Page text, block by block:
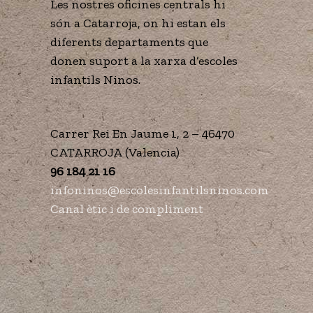
Les nostres oficines centrals hi
són a Catarroja, on hi estan els
diferents departaments que
donen suport a la xarxa d’escoles
infantils Ninos.
Carrer Rei En Jaume 1, 2 – 46470
CATARROJA (Valencia)
96 184 21 16
infoninos@escolesinfantilsninos.com
Canal ètic i de compliment